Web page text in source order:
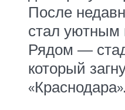
После
стал
Рядом —
который
«Краснодара».